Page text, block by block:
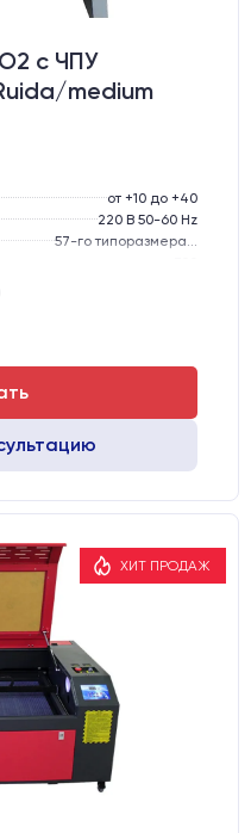
c ЧПУ
medium
от +10 до +40
220 В 50-60 Hz
ХИТ ПРОДАЖ